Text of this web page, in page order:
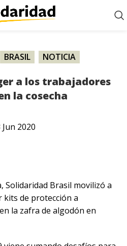
BRASIL NOTICIA
a los trabajadores
la cosecha
Jun 2020
Solidaridad Brasil movilizó a
kits de protección a
la zafra de algodón en